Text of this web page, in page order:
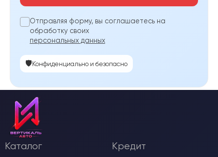
Отправляя форму, вы соглашаетесь на
обработку своих
персональных данных
🛡️Конфиденциально и безопасно
Каталог
Кредит